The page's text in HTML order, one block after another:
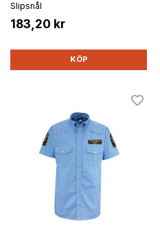
Slipsnål
183,20 kr
KÖP